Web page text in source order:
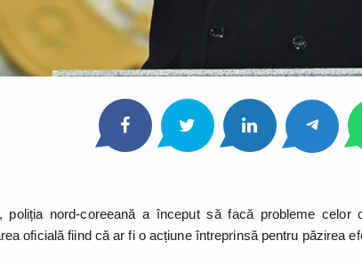
poliția nord-coreeană a început să facă probleme celor
oficială fiind că ar fi o acțiune întreprinsă pentru păzirea